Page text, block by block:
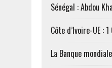
Sénégal : Abdou
Côte d’Ivoire-UE :
La Banque